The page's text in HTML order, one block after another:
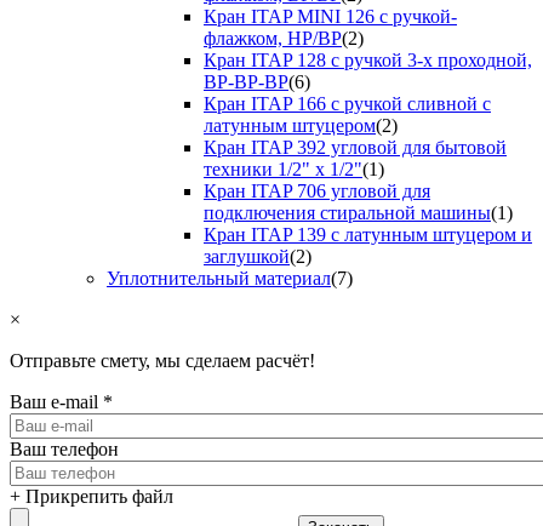
Кран ITAP MINI 126 с ручкой-
флажком, НР/ВР(2)
Кран ITAP 128 с ручкой 3-х проходной,
ВР-ВР-ВР(6)
Кран ITAP 166 с ручкой сливной с
латунным штуцером(2)
Кран ITAP 392 угловой для бытовой
техники 1/2" х 1/2"(1)
Кран ITAP 706 угловой для
подключения стиральной машины(1)
Кран ITAP 139 с латунным штуцером и
заглушкой(2)
Уплотнительный материал(7)
×
Отправьте смету, мы сделаем расчёт!
Ваш e-mail *
Ваш телефон
+ Прикрепить файл